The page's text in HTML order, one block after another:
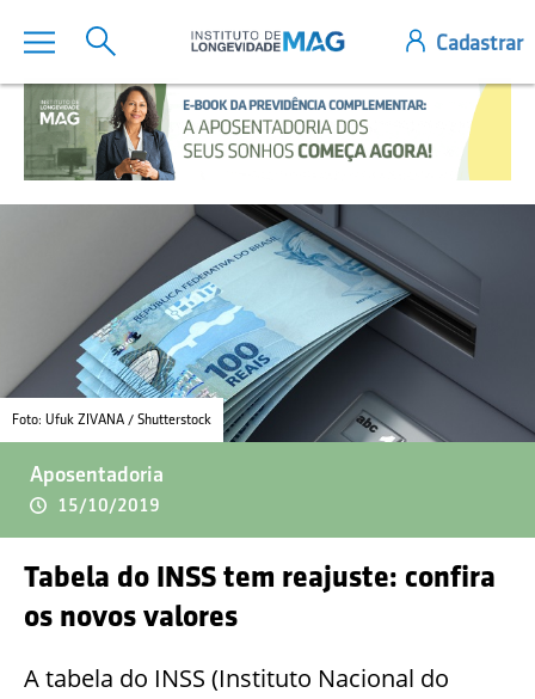
Foto: Ufuk ZIVANA / Shutterstock
Aposentadoria
15/10/2019
Tabela do INSS tem reajuste: confira
os novos valores
A tabela do INSS (Instituto Nacional do